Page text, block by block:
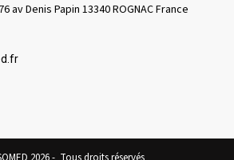
av Denis Papin 13340 ROGNAC France